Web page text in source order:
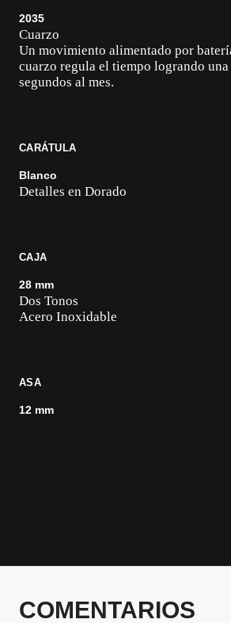
2035
Cuarzo
Un movimiento alimentado por
cuarzo regula el tiempo logrando
segundos al mes.
CARÁTULA
Blanco
Detalles en Dorado
CAJA
28 mm
Dos Tonos
Acero Inoxidable
ASA
12 mm
COMENTARIOS